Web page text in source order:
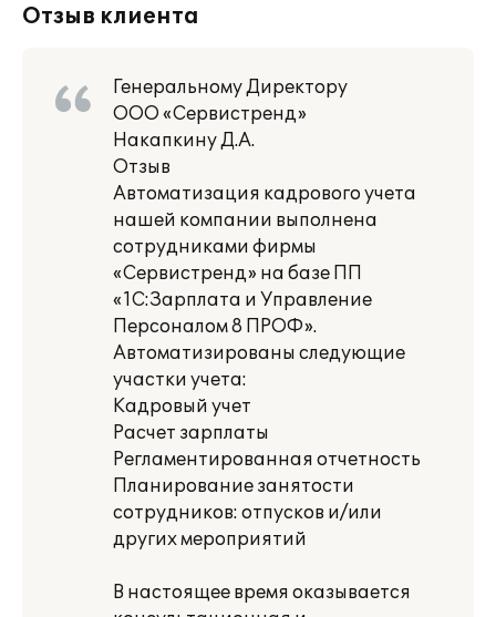
Отзыв клиента
Генеральному Директору
ООО «Сервистренд»
Накапкину Д.А.
Отзыв
Автоматизация кадрового учета
нашей компании выполнена
сотрудниками фирмы
«Сервистренд» на базе ПП
«1С:Зарплата и Управление
Персоналом 8 ПРОФ».
Автоматизированы следующие
участки учета:
Кадровый учет
Расчет зарплаты
Регламентированная отчетность
Планирование занятости
сотрудников: отпусков и/или
других мероприятий
В настоящее время оказывается